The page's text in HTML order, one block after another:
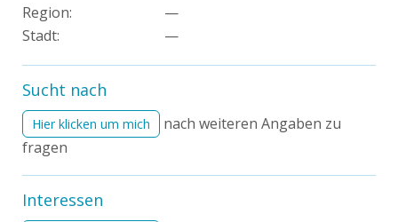
Region:
—
Stadt:
—
Sucht nach
Hier klicken um mich
nach weiteren Angaben zu
fragen
Interessen